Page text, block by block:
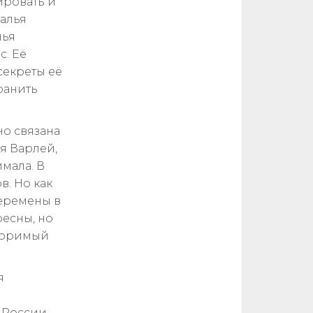
Её
её
связана
Варлей,
В
Но как
в
но